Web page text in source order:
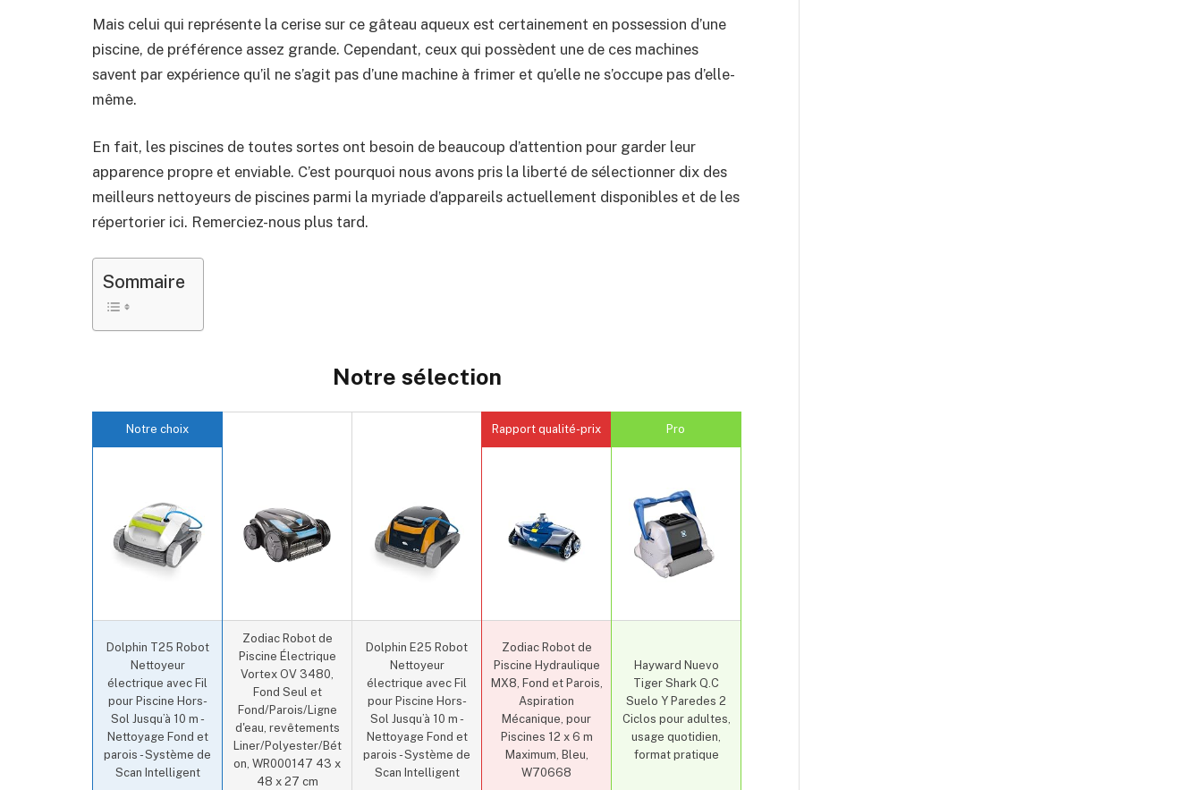
Mais celui qui représente la cerise sur ce gâteau aqueux est certainement en possession d’une
piscine, de préférence assez grande. Cependant, ceux qui possèdent une de ces machines
savent par expérience qu’il ne s’agit pas d’une machine à frimer et qu’elle ne s’occupe pas d’elle-
même.
En fait, les piscines de toutes sortes ont besoin de beaucoup d’attention pour garder leur
apparence propre et enviable. C’est pourquoi nous avons pris la liberté de sélectionner dix des
meilleurs nettoyeurs de piscines parmi la myriade d’appareils actuellement disponibles et de les
répertorier ici. Remerciez-nous plus tard.
Sommaire
Notre sélection
Notre choix Rapport qualité-prix Pro
Dolphin T25 Robot
Nettoyeur
électrique avec Fil
pour Piscine Hors-
Sol Jusqu’à 10 m -
Nettoyage Fond et
parois - Système de
Scan Intelligent
Zodiac Robot de
Piscine Électrique
Vortex OV 3480,
Fond Seul et
Fond/Parois/Ligne
d'eau, revêtements
Liner/Polyester/Bét
on, WR000147 43 x
48 x 27 cm
Dolphin E25 Robot
Nettoyeur
électrique avec Fil
pour Piscine Hors-
Sol Jusqu’à 10 m -
Nettoyage Fond et
parois - Système de
Scan Intelligent
Zodiac Robot de
Piscine Hydraulique
MX8, Fond et Parois,
Aspiration
Mécanique, pour
Piscines 12 x 6 m
Maximum, Bleu,
W70668
Hayward Nuevo
Tiger Shark Q.C
Suelo Y Paredes 2
Ciclos pour adultes,
usage quotidien,
format pratique